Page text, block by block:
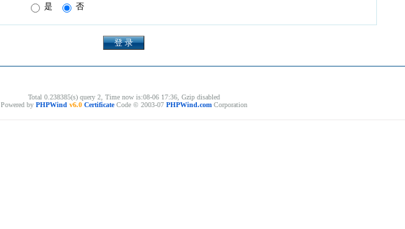
是 否
Total 0.238385(s) query 2, Time now is:08-06 17:36, Gzip disabled
Powered by PHPWind v6.0 CertificateCode © 2003-07 PHPWind.com Corporation